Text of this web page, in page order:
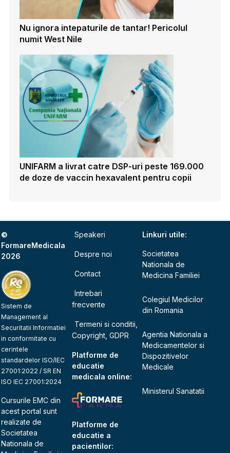
Nu ignora intepaturile de tantar! Pericolul
numit West Nile
UNIFARM a livrat catre DSP-uri peste 169.000
de doze de vaccin hexavalent pentru copii
©
FormareMedicala
2026
Sistem de
Management al
Securitatii Informatiei
in conformitate cu
cerintele
standardelor ISO/IEC
27001:2022 / SR EN
ISO IEC 27001:2024
Cursurile EMC din
acest portal sunt
realizate de
Societatea
Nationala de
Speakeri
Despre noi
Contact
Intrebari
frecvente
Termeni si conditii,
Copyright, GDPR
Platforme de
educatie
medicala online:
Platforme de
educatie a
pacientilor:
Linkuri utile:
Societatea
Nationala de
Medicina Familiei
Colegiul Medicilor
din Romania
Agentia Nationala a
Medicamentelor si
Dispozitivelor
Medicale
Ministerul Sanatatii